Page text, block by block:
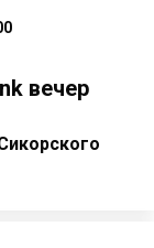
вечер